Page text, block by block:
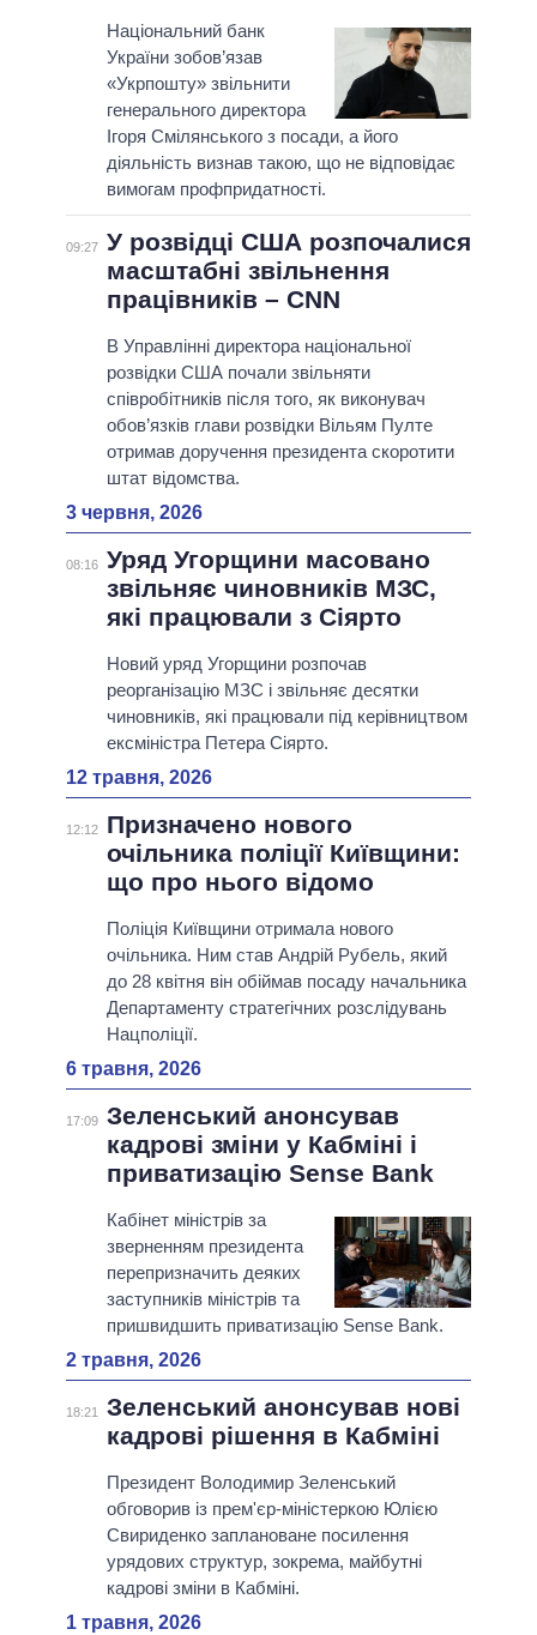
Національний банк
України зобов’язав
«Укрпошту» звільнити
генерального директора
Ігоря Смілянського з посади, а його
діяльність визнав такою, що не відповідає
вимогам профпридатності.
09:27 У розвідці США розпочалися
масштабні звільнення
працівників – CNN
В Управлінні директора національної
розвідки США почали звільняти
співробітників після того, як виконувач
обов’язків глави розвідки Вільям Пулте
отримав доручення президента скоротити
штат відомства.
3 червня, 2026
08:16 Уряд Угорщини масовано
звільняє чиновників МЗС,
які працювали з Сіярто
Новий уряд Угорщини розпочав
реорганізацію МЗС і звільняє десятки
чиновників, які працювали під керівництвом
ексміністра Петера Сіярто.
12 травня, 2026
12:12
Призначено нового
очільника поліції Київщини:
що про нього відомо
Поліція Київщини отримала нового
очільника. Ним став Андрій Рубель, який
до 28 квітня він обіймав посаду начальника
Департаменту стратегічних розслідувань
Нацполіції.
6 травня, 2026
17:09 Зеленський анонсував
кадрові зміни у Кабміні і
приватизацію Sense Bank
Кабінет міністрів за
зверненням президента
перепризначить деяких
заступників міністрів та
пришвидшить приватизацію Sense Bank.
2 травня, 2026
18:21
Зеленський анонсував нові
кадрові рішення в Кабміні
Президент Володимир Зеленський
обговорив із прем'єр-міністеркою Юлією
Свириденко заплановане посилення
урядових структур, зокрема, майбутні
кадрові зміни в Кабміні.
1 травня, 2026